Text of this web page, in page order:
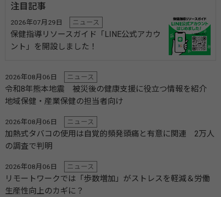
注目記事
2026年07月29日 ニュース
保健指導リソースガイド「LINE公式アカウ
ント」を開設しました！
2026年08月06日 ニュース
令和8年熊本地震 被災後の健康支援に役立つ情報を紹介
地域保健・産業保健の担当者向け
2026年08月06日 ニュース
加熱式タバコの使用は自覚的頻発頭痛と有意に関連 2万人
の調査で判明
2026年08月06日 ニュース
リモートワークでは「歩数増加」がストレスを軽減＆労働
生産性向上のカギに？